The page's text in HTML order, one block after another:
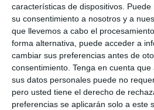
características de dispositivos.
su consentimiento a nosotros y a
que llevemos a cabo el
forma alternativa, puede acceder a
cambiar sus preferencias antes de
consentimiento. Tenga en cuenta
sus datos personales puede no
pero usted tiene el derecho de
preferencias se aplicarán solo a este
las disoluciones ácido-
especialmente útil para
matemático aplicado a la
DESCARGA
EL